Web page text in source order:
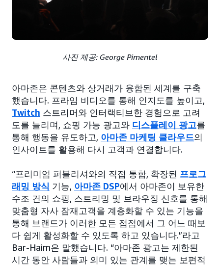
사진 제공: George Pimentel
아마존은 콘텐츠와 상거래가 융합된 세계를 구축
했습니다. 프라임 비디오를 통해 인지도를 높이고,
Twitch 스트리머와 인터랙티브한 경험으로 고려
도를 늘리며, 쇼핑 가능 광고와 디스플레이 광고를
통해 행동을 유도하고, 아마존 마케팅 클라우드의
인사이트를 활용해 다시 고객과 연결합니다.
“프리미엄 퍼블리셔와의 직접 통합, 확장된 프로그
래밍 방식 기능, 아마존 DSP에서 아마존이 보유한
수조 건의 쇼핑, 스트리밍 및 브라우징 신호를 통해
맞춤형 자사 잠재고객을 계층화할 수 있는 기능을
통해 브랜드가 이러한 모든 접점에서 그 어느 때보
다 쉽게 활성화할 수 있도록 하고 있습니다.”라고
Bar-Haim은 말했습니다. “아마존 광고는 제한된
시간 동안 사람들과 의미 있는 관계를 맺는 보편적